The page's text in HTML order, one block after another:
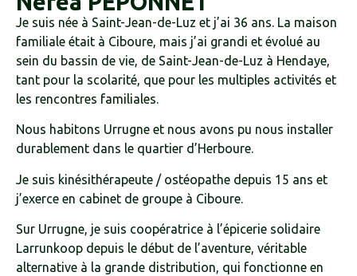
Je suis née à Saint-Jean-de-Luz et j’ai 36 ans. La maison
familiale était à Ciboure, mais j’ai grandi et évolué au
sein du bassin de vie, de Saint-Jean-de-Luz à Hendaye,
tant pour la scolarité, que pour les multiples activités et
les rencontres familiales.
Nous habitons Urrugne et nous avons pu nous installer
durablement dans le quartier d’Herboure.
Je suis kinésithérapeute / ostéopathe depuis 15 ans et
j’exerce en cabinet de groupe à Ciboure.
Sur Urrugne, je suis coopératrice à l’épicerie solidaire
Larrunkoop depuis le début de l’aventure, véritable
alternative à la grande distribution, qui fonctionne en